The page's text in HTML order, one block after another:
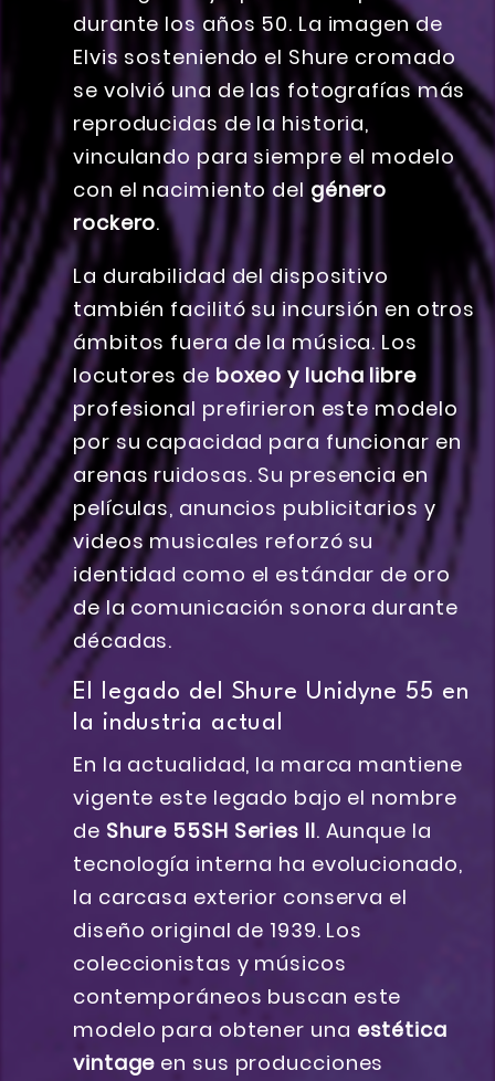
durante los años 50. La imagen de
Elvis sosteniendo el Shure cromado
se volvió una de las fotografías más
reproducidas de la historia,
vinculando para siempre el modelo
con el nacimiento del género
rockero.
La durabilidad del dispositivo
también facilitó su incursión en otros
ámbitos fuera de la música. Los
locutores de boxeo y lucha libre
profesional prefirieron este modelo
por su capacidad para funcionar en
arenas ruidosas. Su presencia en
películas, anuncios publicitarios y
videos musicales reforzó su
identidad como el estándar de oro
de la comunicación sonora durante
décadas.
El legado del Shure Unidyne 55 en
la industria actual
En la actualidad, la marca mantiene
vigente este legado bajo el nombre
de Shure 55SH Series II. Aunque la
tecnología interna ha evolucionado,
la carcasa exterior conserva el
diseño original de 1939. Los
coleccionistas y músicos
contemporáneos buscan este
modelo para obtener una estética
vintage en sus producciones